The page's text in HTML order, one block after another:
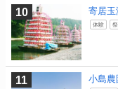
寄居玉
体験 祭
小島